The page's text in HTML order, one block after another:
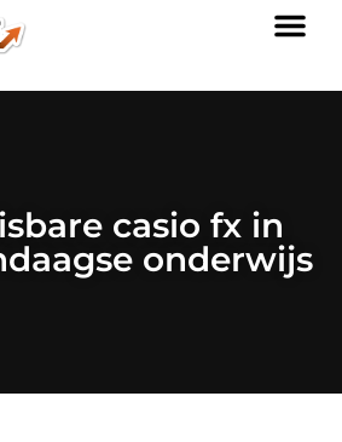
casio fx in
onderwijs